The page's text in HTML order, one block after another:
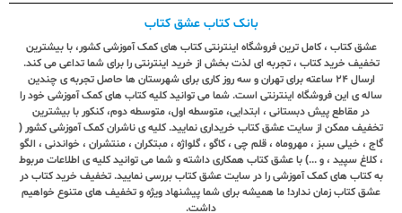
بانک کتاب عشق کتاب
عشق کتاب ، کامل ترین فروشگاه اینترنتی کتاب های کمک آموزشی کشور، با بیشترین
تخفیف خرید کتاب ، تجربه ای لذت بخش از خرید اینترنتی را برای شما تداعی می کند.
ارسال ٢٤ ساعته برای تهران و سه روز کاری برای شهرستان ها حاصل تجربه ی چندین
ساله ی این فروشگاه اینترنتی است. شما می توانید کلیه کتاب های کمک آموزشی خود را
در مقاطع پیش دبستانی ، ابتدایی، متوسطه اول، متوسطه دوم، کنکور با بیشترین
تخفیف ممکن از سایت عشق کتاب خریداری نمایید. کلیه ی ناشران کمک آموزشی کشور (
گاج ، خیلی سبز ، مهروماه ، قلم چی ، کاگو ، گلواژه ، مبتکران ، منتشران ، خواندنی ، الگو
، کلاغ سپید ، و ...) با عشق کتاب همکاری داشته و شما می توانید کلیه ی اطلاعات مربوط
به کتاب های کمک آموزشی را در سایت عشق کتاب بررسی نمایید. تخفیف خرید کتاب در
عشق کتاب زمان ندارد! ما همیشه برای شما پیشنهاد ویژه و تخفیف های متنوع خواهیم
داشت.